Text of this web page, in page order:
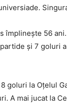
56
și 7
la Oțelul
A mai jucat la